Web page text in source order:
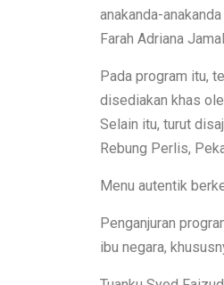
anakanda-
Farah Adriana
Pada program itu,
disediakan khas
Selain itu, turut
Rebung Perlis,
Menu autentik
Penganjuran
ibu negara,